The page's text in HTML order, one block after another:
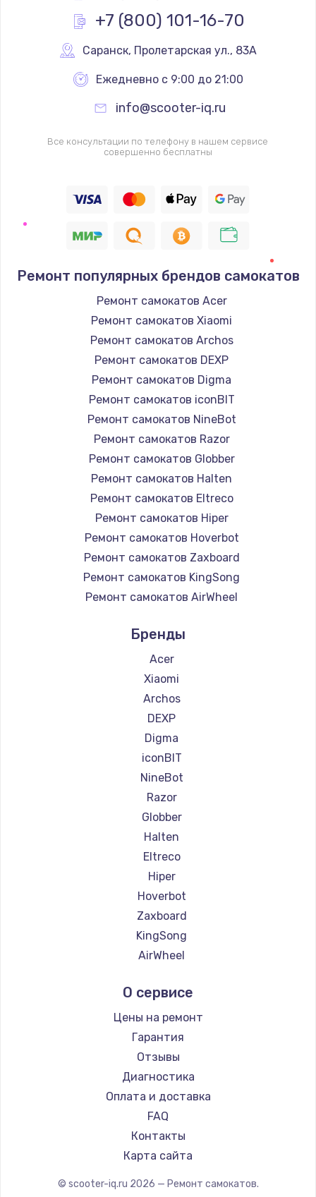
+7 (800) 101-16-70
Саранск, Пролетарская ул., 83А
Ежедневно с 9:00 до 21:00
info@scooter-iq.ru
Все консультации по телефону в нашем сервисе
совершенно бесплатны
Ремонт популярных брендов самокатов
Ремонт самокатов Acer
Ремонт самокатов Xiaomi
Ремонт самокатов Archos
Ремонт самокатов DEXP
Ремонт самокатов Digma
Ремонт самокатов iconBIT
Ремонт самокатов NineBot
Ремонт самокатов Razor
Ремонт самокатов Globber
Ремонт самокатов Halten
Ремонт самокатов Eltreco
Ремонт самокатов Hiper
Ремонт самокатов Hoverbot
Ремонт самокатов Zaxboard
Ремонт самокатов KingSong
Ремонт самокатов AirWheel
Ремонт самокатов Hunter
Ремонт самокатов Shorner
Ремонт самокатов Joyor
Ремонт самокатов Minimotors
Ремонт самокатов Bork
Ремонт самокатов Segway
Ремонт самокатов KIRIN
Бренды
Acer
Xiaomi
Archos
DEXP
Digma
iconBIT
NineBot
Razor
Globber
Halten
Eltreco
Hiper
Hoverbot
Zaxboard
KingSong
AirWheel
Hunter
Shorner
Joyor
Minimotors
Bork
Segway
KIRIN
О сервисе
Цены на ремонт
Гарантия
Отзывы
Диагностика
Оплата и доставка
FAQ
Контакты
Карта сайта
© scooter-iq.ru 2026 — Ремонт самокатов.